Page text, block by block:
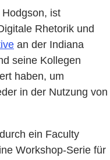
ist
Rhetorik und
an der Indiana
seine Kollegen
haben, um
in der Nutzung von
durch ein Faculty
Workshop-Serie für